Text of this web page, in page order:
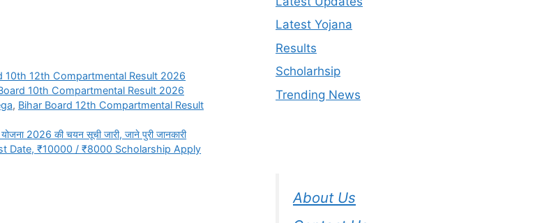
10th 12th Compartmental Result 2026
10th Compartmental Result 2026
, Bihar Board 12th Compartmental Result
2026 की चयन सूची जारी, जाने पुरी जानकारी
Date, ₹10000 / ₹8000 Scholarship Apply
Latest Yojana
Results
Scholarhsip
Trending News
About Us